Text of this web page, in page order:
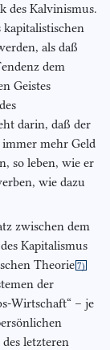
des Kalvinismus.
kapitalistischen
als daß
dem
Geistes
darin, daß der
mehr Geld
so leben, wie er
wie dazu
zwischen dem
Kapitalismus
Theorie 7)
der
Wirtschaft“ – je
letzteren